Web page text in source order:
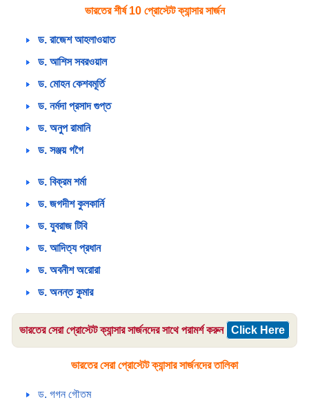
ভারতের শীর্ষ 10 প্রোস্টেট ক্যান্সার সার্জন
ড. রাজেশ আহলাওয়াত
ড. আশিস সবরওয়াল
ড. মোহন কেশবমূর্তি
ড. নর্মদা প্রসাদ গুপ্ত
ড. অনুপ রামানি
ড. সঞ্জয় গগৈ
ড. বিক্রম শর্মা
ড. জগদীশ কুলকার্নি
ড. যুবরাজ টিবি
ড. আদিত্য প্রধান
ড. অবনীশ অরোরা
ড. অনন্ত কুমার
ভারতের সেরা প্রোস্টেট ক্যান্সার সার্জনদের সাথে পরামর্শ করুন Click Here
ভারতের সেরা প্রোস্টেট ক্যান্সার সার্জনদের তালিকা
ড. গগন গৌতম